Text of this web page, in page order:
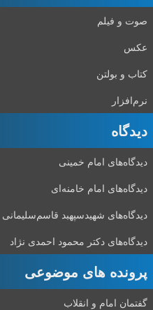
صوت و فیلم
عکس
کتاب و بولتن
نرم‌افزار
دیدگاه‌
دیدگاه‌های امام خمینی
دیدگاه‌های امام خامنه‌ای
دیدگاه‌های شهید‌سپهبد قاسم‌سلیمانی
دیدگاه‌های دکتر محمود احمدی نژاد
پرونده های موضوعی
گفتمان امام و انقلاب